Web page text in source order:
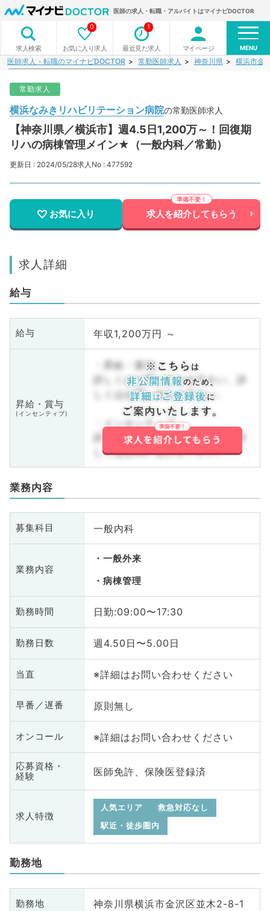
医師の求人・転職・アルバイトはマイナビDOCTOR
求人検索 お気に入り求人
0
最近見た求人
1
マイページ MENU
医師求人・転職のマイナビDOCTOR 常勤医師求人 神奈川県 横浜市金
常勤求人
横浜なみきリハビリテーション病院の常勤医師求人
【神奈川県／横浜市】週4.5日1,200万～！回復期
リハの病棟管理メイン★（一般内科／常勤）
更新日 : 2024/05/28求人No : 477592
お気に入り 求人を紹介してもらう
求人詳細
給与
給与 年収1,200万円 ～
昇給・賞与
(インセンティブ)
・昇給・賞与
詳しくはお問い合わせ下さい。詳
しくはお問い合わせ下さい。
・インセンティブ
詳しくはお問い合わせ下さい。詳
しくはお問い合わせ下さい。
業務内容
募集科目 一般内科
業務内容
一般外来
病棟管理
勤務時間 日勤:09:00〜17:30
勤務日数 週4.50日〜5.00日
当直 ※詳細はお問い合わせください
早番／遅番 原則無し
オンコール ※詳細はお問い合わせください
応募資格・
経験
医師免許、保険医登録済
求人特徴
人気エリア
救急対応なし
駅近・徒歩圏内
勤務地
勤務地 神奈川県横浜市金沢区並木2-8-1